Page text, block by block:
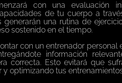
con una evaluación
de tu cuerpo a
generarán una rutina de
sostenido en el tiempo.
con un entrenador
información
correcta. Esto evitará que
optimizando tus